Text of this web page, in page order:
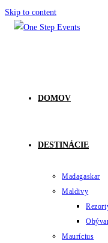
Skip to content
DOMOV
DESTINÁCIE
Madagaskar
Maldivy
Maurícius